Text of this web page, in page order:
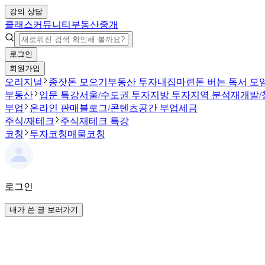
강의 상담
클래스커뮤니티 부동산중개
로그인
회원가입
오리지널 종잣돈 모으기 부동산 투자내집마련 돈 버는 독서 모
부동산
입문 특강서울/수도권 투자지방 투자지역 분석재개발/
부업
온라인 판매 블로그/콘텐츠공간 부업세금
주식/재테크
주식재테크 특강
코칭
투자코칭매물코칭
로그인
내가 쓴 글 보러가기